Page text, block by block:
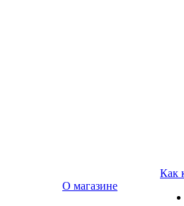
О магазине
Как